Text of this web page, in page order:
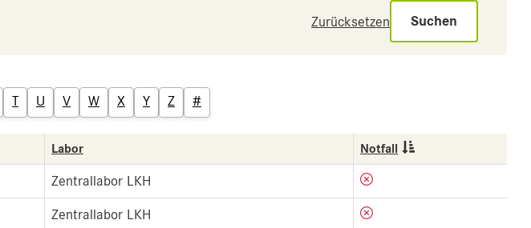
Zurücksetzen Suchen
T U V W X Y Z #
Labor Notfall
Zentrallabor LKH
Zentrallabor LKH